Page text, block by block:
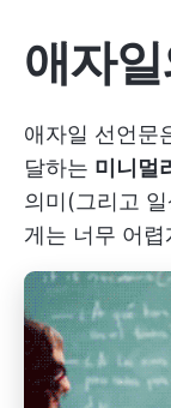
애자
애자일 선언문
달하는 미니멀
의미(그리고
게는 너무 어